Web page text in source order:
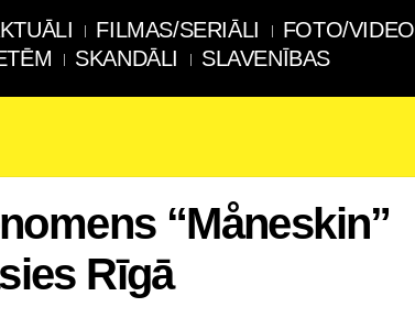
FILMAS/SERIĀLI FOTO/VIDEO
SKANDĀLI SLAVENĪBAS
“Måneskin”
Rīgā